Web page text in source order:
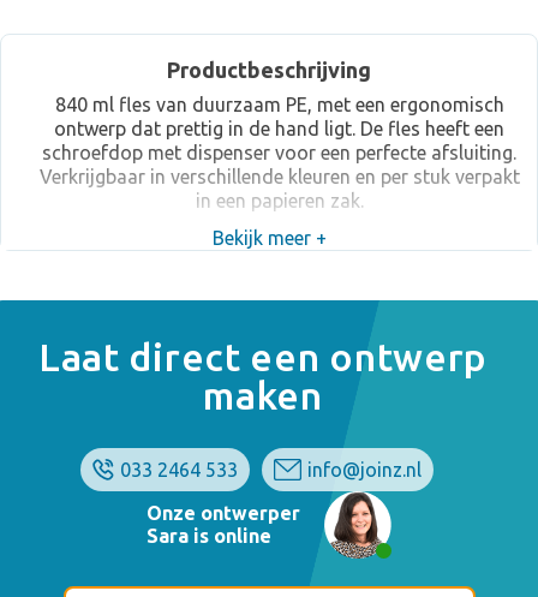
Productbeschrijving
840 ml fles van duurzaam PE, met een ergonomisch
ontwerp dat prettig in de hand ligt. De fles heeft een
schroefdop met dispenser voor een perfecte afsluiting.
Verkrijgbaar in verschillende kleuren en per stuk verpakt
in een papieren zak.
Bekijk meer +
Laat direct een ontwerp
maken
033 2464 533
info@joinz.nl
Onze ontwerper
Sara is online